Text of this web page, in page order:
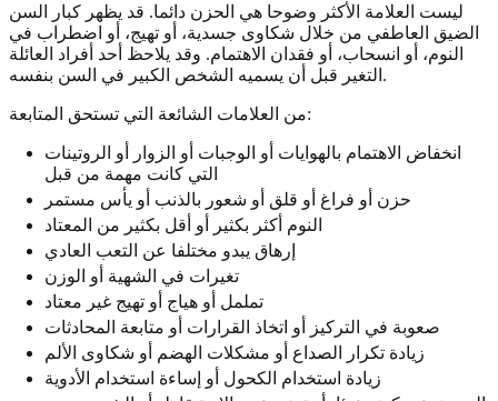
ليست العلامة الأكثر وضوحا هي الحزن دائما. قد يظهر كبار السن
الضيق العاطفي من خلال شكاوى جسدية، أو تهيج، أو اضطراب في
النوم، أو انسحاب، أو فقدان الاهتمام. وقد يلاحظ أحد أفراد العائلة
التغير قبل أن يسميه الشخص الكبير في السن بنفسه.
من العلامات الشائعة التي تستحق المتابعة:
انخفاض الاهتمام بالهوايات أو الوجبات أو الزوار أو الروتينات
التي كانت مهمة من قبل
حزن أو فراغ أو قلق أو شعور بالذنب أو يأس مستمر
النوم أكثر بكثير أو أقل بكثير من المعتاد
إرهاق يبدو مختلفا عن التعب العادي
تغيرات في الشهية أو الوزن
تململ أو هياج أو تهيج غير معتاد
صعوبة في التركيز أو اتخاذ القرارات أو متابعة المحادثات
زيادة تكرار الصداع أو مشكلات الهضم أو شكاوى الألم
زيادة استخدام الكحول أو إساءة استخدام الأدوية